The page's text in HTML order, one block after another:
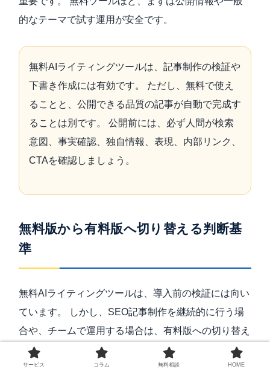
的なテーマで試す運用が安全です。
無料AIライティングツールは、記事制作の検証や
下書き作成には有効です。 ただし、無料で使え
ることと、公開できる品質の記事が自動で完成す
ることは別です。 公開前には、必ず人間が検索
意図、事実確認、独自情報、表現、内部リンク、
CTAを確認しましょう。
無料版から有料版へ切り替える判断基
準
無料AIライティングツールは、導入前の検証には向い
ています。 しかし、SEO記事制作を継続的に行う場
合や、チームで運用する場合は、有料版への切り替え
を検討した方がよいタイミングがあります。
サービス コラム 無料相談 HOME